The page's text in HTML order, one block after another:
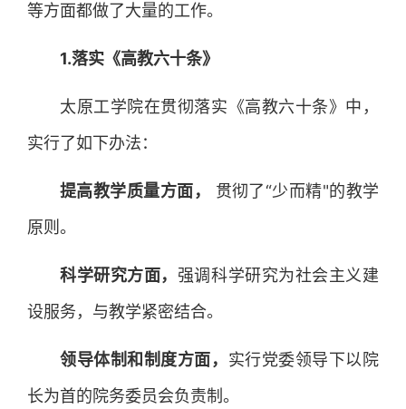
等方面都做了大量的工作。
1.落实《高教六十条》
太原工学院在贯彻落实《高教六十条》中，
实行了如下办法：
提高教学质量方面，
贯彻了“少而精"的教学
原则。
科学研究方面， 强调科学研究为社会主义建
设服务，与教学紧密结合。
领导体制和制度方面， 实行党委领导下以院
长为首的院务委员会负责制。